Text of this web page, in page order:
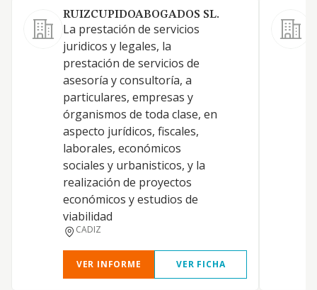
RUIZCUPIDOABOGADOS SL.
La prestación de servicios
juridicos y legales, la
prestación de servicios de
asesoría y consultoría, a
particulares, empresas y
órganismos de toda clase, en
aspecto jurídicos, fiscales,
laborales, económicos
sociales y urbanisticos, y la
realización de proyectos
económicos y estudios de
viabilidad
CADIZ
VER INFORME VER FICHA